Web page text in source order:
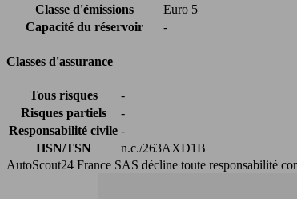
Classe d'émissions
Euro 5
Capacité du réservoir
-
Classes d'assurance
Tous risques
-
Risques partiels
-
Responsabilité civile -
HSN/TSN
n.c./263AXD1B
AutoScout24 France SAS décline toute responsabilité